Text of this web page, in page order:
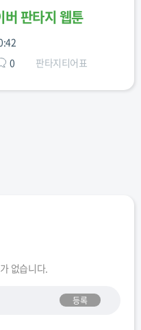
버 판타지 웹툰
0 판타지티어표
없습니다.
등록